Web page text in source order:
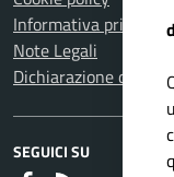
Informativa privacy
Note Legali
Dichiarazione di
SEGUICI SU